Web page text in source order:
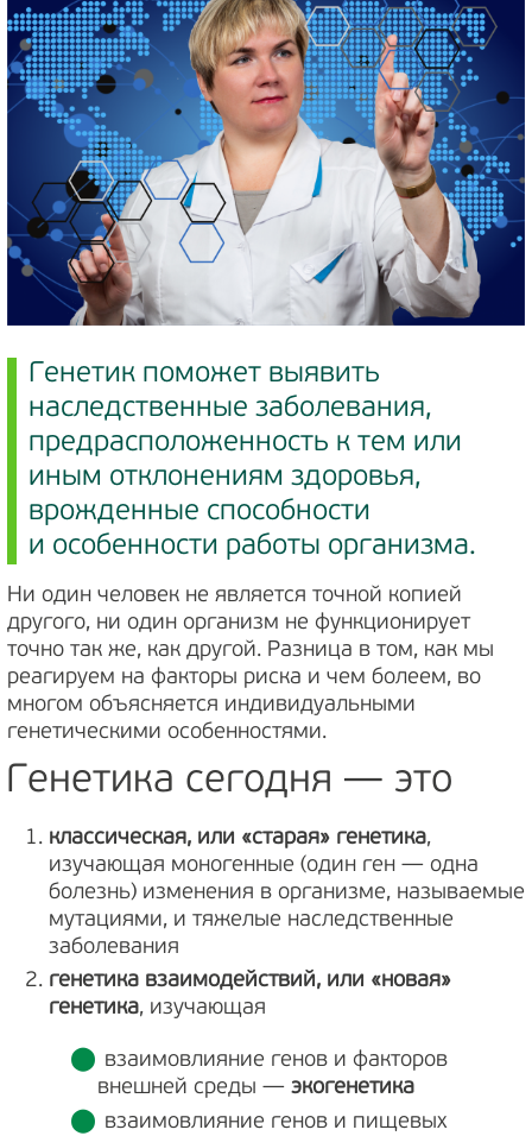
Генетик поможет выявить
наследственные заболевания,
предрасположенность к тем или
иным отклонениям здоровья,
врожденные способности
и особенности работы организма.
Ни один человек не является точной копией
другого, ни один организм не функционирует
точно так же, как другой. Разница в том, как мы
реагируем на факторы риска и чем болеем, во
многом объясняется индивидуальными
генетическими особенностями.
Генетика сегодня — это
классическая, или «старая» генетика,
изучающая моногенные (один ген — одна
болезнь) изменения в организме, называемые
мутациями, и тяжелые наследственные
заболевания
генетика взаимодействий, или «новая»
генетика, изучающая
взаимовлияние генов и факторов
внешней среды — экогенетика
взаимовлияние генов и пищевых